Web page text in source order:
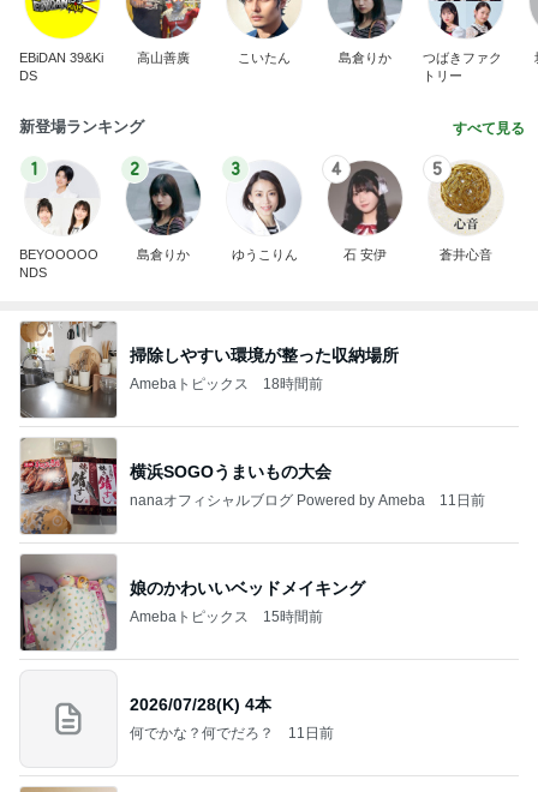
EBiDAN 39&Ki
DS
高山善廣 こいたん 島倉りか
つばきファク
トリー
新登場ランキング すべて見る
1
BEYOOOOO
NDS
2
島倉りか
3
ゆうこりん
4
石 安伊
5
蒼井心音
掃除しやすい環境が整った収納場所
Amebaトピックス 18時間前
横浜SOGOうまいもの大会
nanaオフィシャルブログ Powered by Ameba 11日前
娘のかわいいベッドメイキング
Amebaトピックス 15時間前
2026/07/28(K) 4本
何でかな？何でだろ？ 11日前